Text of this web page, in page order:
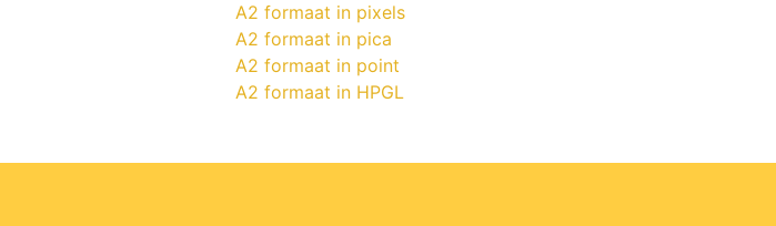
A2 formaat in pixels
A2 formaat in pica
A2 formaat in point
A2 formaat in HPGL